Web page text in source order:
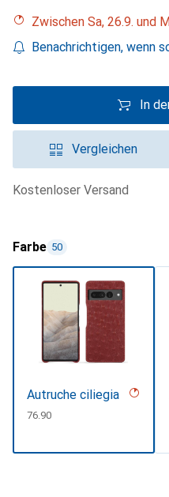
Zwischen Sa, 26.9. und
Benachrichtigen, wenn
In
Vergleichen
kostenloser Versand
Farbe 50
Autruche ciliegia
CHF
76.90